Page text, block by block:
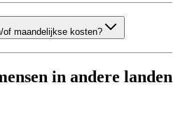
of maandelijkse kosten?
in andere landen